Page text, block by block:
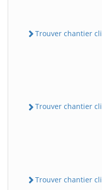
Trouver chantier
Trouver chantier
Trouver chantier